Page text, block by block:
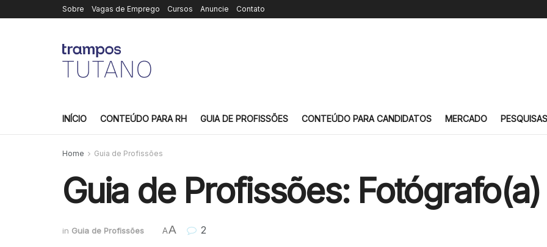
Sobre Vagas de Emprego Cursos Anuncie Contato
INÍCIO CONTEÚDO PARA RH GUIA DE PROFISSÕES CONTEÚDO PARA CANDIDATOS MERCADO PESQUISAS
Home Guia de Profissões
Guia de Profissões: Fotógrafo(a)
in Guia de Profissões AA 2